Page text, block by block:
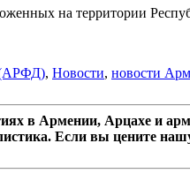
на территории
(АРФД), Новости, новости
в Армении, Арцахе и
Если вы цените